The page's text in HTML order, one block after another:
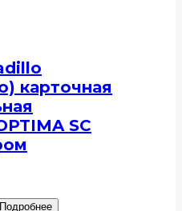
карточная
SC
Подробнее